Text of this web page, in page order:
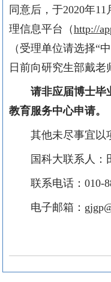
同意后，于2020年11
理信息平台（http://
（受理单位请选择“
日前向研究生部戴老
请非应届博士毕
教育服务中心申请。
其他未尽事宜以
国科大联系人：
联系电话： 010-
电子邮箱：